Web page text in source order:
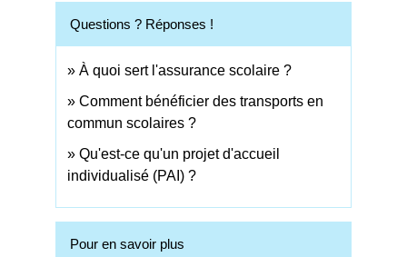
Questions ? Réponses !
À quoi sert l'assurance scolaire ?
Comment bénéficier des transports en
commun scolaires ?
Qu'est-ce qu'un projet d'accueil
individualisé (PAI) ?
Pour en savoir plus